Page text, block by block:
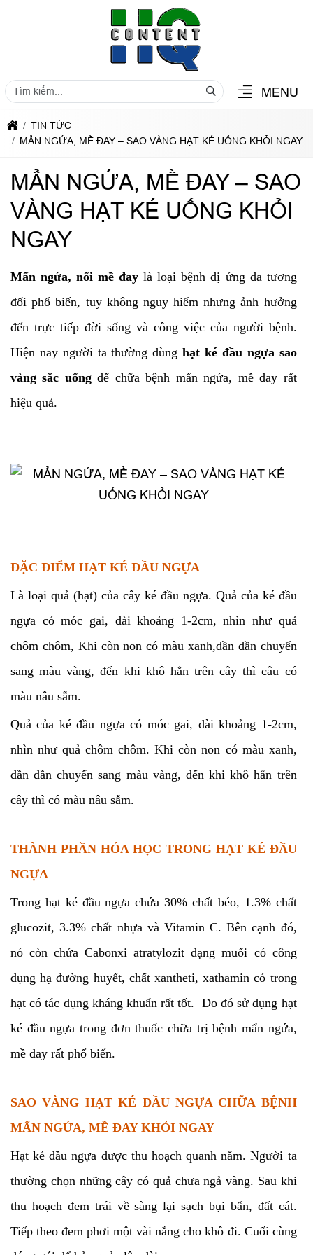
MENU
TIN TỨC
MẨN NGỨA, MỀ ĐAY – SAO VÀNG HẠT KÉ UỐNG KHỎI NGAY
MẨN NGỨA, MỀ ĐAY – SAO
VÀNG HẠT KÉ UỐNG KHỎI
NGAY
Mẩn ngứa, nổi mề đay là loại bệnh dị ứng da tương
đối phổ biến, tuy không nguy hiểm nhưng ảnh hưởng
đến trực tiếp đời sống và công việc của người bệnh.
Hiện nay người ta thường dùnghạt ké đầu ngựa sao
vàng sắc uốngđể chữa bệnh mẩn ngứa, mề đay rất
hiệu quả.
ĐẶC ĐIỂM HẠT KÉ ĐẦU NGỰA
Là loại quả (hạt) của cây ké đầu ngựa. Quả của ké đầu
ngựa có móc gai, dài khoảng 1-2cm, nhìn như quả
chôm chôm, Khi còn non có màu xanh,dần dần chuyển
sang màu vàng, đến khi khô hẳn trên cây thì câu có
màu nâu sẫm.
Quả của ké đầu ngựa có móc gai, dài khoảng 1-2cm,
nhìn như quả chôm chôm. Khi còn non có màu xanh,
dần dần chuyển sang màu vàng, đến khi khô hẳn trên
cây thì có màu nâu sẫm.
THÀNH PHẦN HÓA HỌC TRONG HẠT KÉ ĐẦU
NGỰA
Trong hạt ké đầu ngựa chứa 30% chất béo, 1.3% chất
glucozit, 3.3% chất nhựa và Vitamin C. Bên cạnh đó,
nó còn chứa Cabonxi atratylozit dạng muối có công
dụng hạ đường huyết, chất xantheti, xathamin có trong
hạt có tác dụng kháng khuẩn rất tốt. Do đó sử dụng hạt
ké đầu ngựa trong đơn thuốc chữa trị bệnh mẩn ngứa,
mề đay rất phổ biến.
SAO VÀNG HẠT KÉ ĐẦU NGỰA CHỮA BỆNH
MẨN NGỨA, MỀ ĐAY KHỎI NGAY
Hạt ké đầu ngựa được thu hoạch quanh năm. Người ta
thường chọn những cây có quả chưa ngả vàng. Sau khi
thu hoạch đem trái về sàng lại sạch bụi bẩn, đất cát.
Tiếp theo đem phơi một vài nắng cho khô đi. Cuối cùng